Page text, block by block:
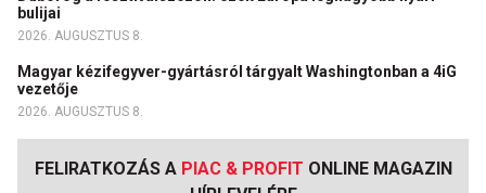
bulijai
2026. AUGUSZTUS 8.
Magyar kézifegyver-gyártásról tárgyalt Washingtonban a 4iG
vezetője
2026. AUGUSZTUS 8.
FELIRATKOZÁS A PIAC & PROFIT ONLINE MAGAZIN